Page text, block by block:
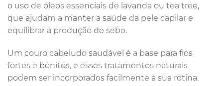
o uso de óleos essenciais de lavanda ou tea tree,
que ajudam a manter a saúde da pele capilar e
equilibrar a produção de sebo.
Um couro cabeludo saudável é a base para fios
fortes e bonitos, e esses tratamentos naturais
podem ser incorporados facilmente à sua rotina.